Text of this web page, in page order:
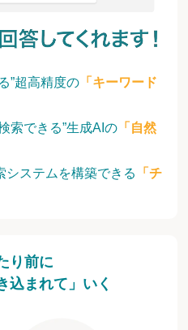
”超高精度の 「キーワード
索できる”生成AIの 「自然
システムを構築できる
「チ
り前に
込まれて」いく